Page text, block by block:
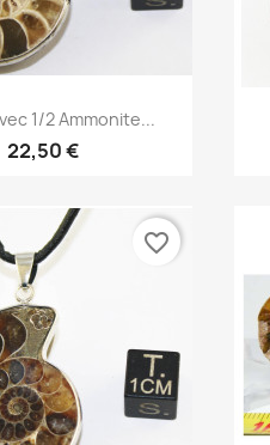
rapide
1/2 Ammonite...
22,50 €
favorite_border